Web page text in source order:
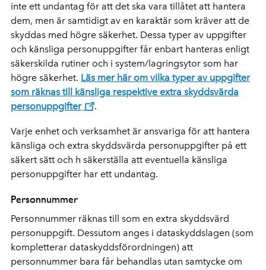
inte ett undantag för att det ska vara tillåtet att hantera
dem, men är samtidigt av en karaktär som kräver att de
skyddas med högre säkerhet. Dessa typer av uppgifter
och känsliga personuppgifter får enbart hanteras enligt
säkerskilda rutiner och i system/lagringsytor som har
högre säkerhet. Läs mer här om vilka typer av uppgifter
som räknas till känsliga respektive extra skyddsvärda
personuppgifter
.
Varje enhet och verksamhet är ansvariga för att hantera
känsliga och extra skyddsvärda personuppgifter på ett
säkert sätt och h säkerställa att eventuella känsliga
personuppgifter har ett undantag.
Personnummer
Personnummer räknas till som en extra skyddsvärd
personuppgift. Dessutom anges i dataskyddslagen (som
kompletterar dataskyddsförordningen) att
personnummer bara får behandlas utan samtycke om